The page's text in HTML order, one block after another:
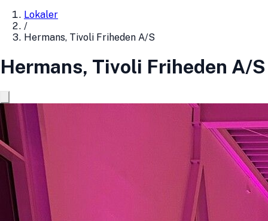
Lokaler
/
Hermans, Tivoli Friheden A/S
Hermans, Tivoli Friheden A/S